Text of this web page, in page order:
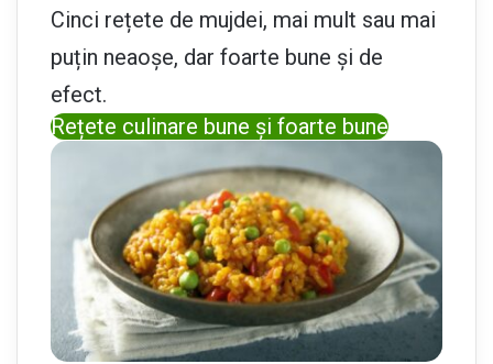
Cinci rețete de mujdei, mai mult sau mai
puțin neaoșe, dar foarte bune și de
efect.
Rețete culinare bune și foarte bune